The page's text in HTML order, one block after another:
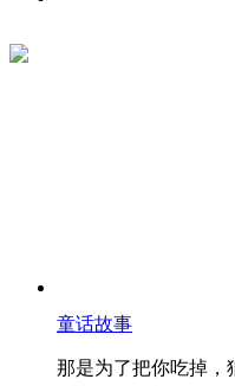
童话故事
那是为了把你吃掉，